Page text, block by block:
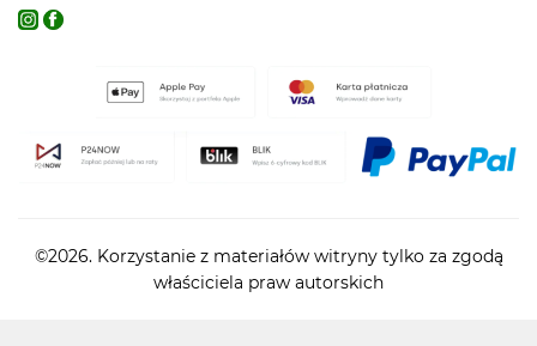
©2026. Korzystanie z materiałów witryny tylko za zgodą
właściciela praw autorskich